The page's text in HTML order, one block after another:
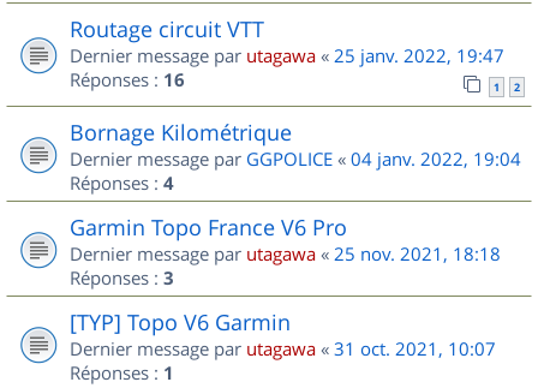
Routage circuit VTT
Dernier message par utagawa « 25 janv. 2022, 19:47
Réponses : 16 1 2
Bornage Kilométrique
Dernier message par GGPOLICE « 04 janv. 2022, 19:04
Réponses : 4
Garmin Topo France V6 Pro
Dernier message par utagawa « 25 nov. 2021, 18:18
Réponses : 3
[TYP] Topo V6 Garmin
Dernier message par utagawa « 31 oct. 2021, 10:07
Réponses : 1